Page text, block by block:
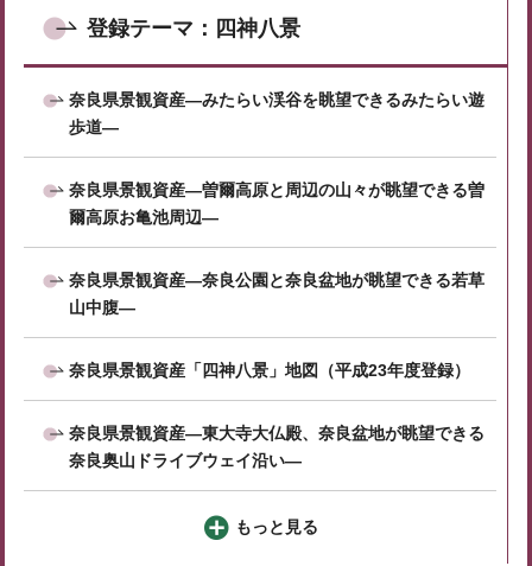
登録テーマ：四神八景
奈良県景観資産―みたらい渓谷を眺望できるみたらい遊
歩道―
奈良県景観資産―曽爾高原と周辺の山々が眺望できる曽
爾高原お亀池周辺―
奈良県景観資産―奈良公園と奈良盆地が眺望できる若草
山中腹―
奈良県景観資産「四神八景」地図（平成23年度登録）
奈良県景観資産―東大寺大仏殿、奈良盆地が眺望できる
奈良奥山ドライブウェイ沿い―
もっと見る